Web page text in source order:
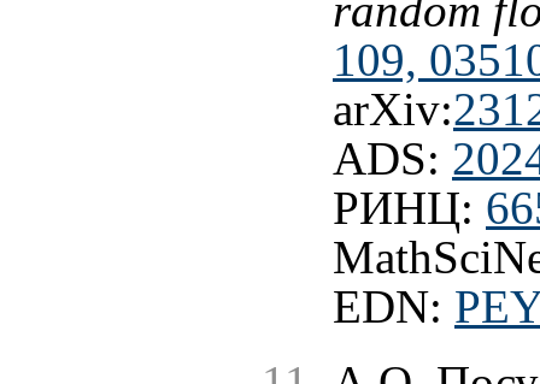
random
109,
arXiv:
ADS:
РИНЦ:
EDN: